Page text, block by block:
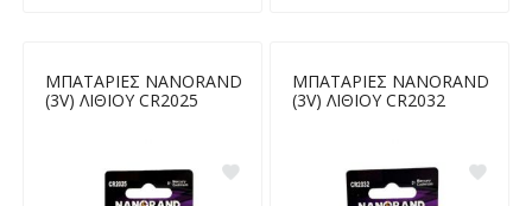
ΜΠΑΤΑΡΙΕΣ NANORAND
(3V) ΛΙΘΙΟΥ CR2025
ΜΠΑΤΑΡΙΕΣ NANORAND
(3V) ΛΙΘΙΟΥ CR2032